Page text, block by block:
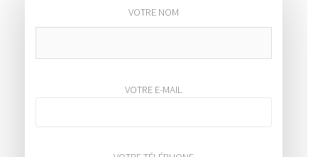
VOTRE NOM
VOTRE E-MAIL